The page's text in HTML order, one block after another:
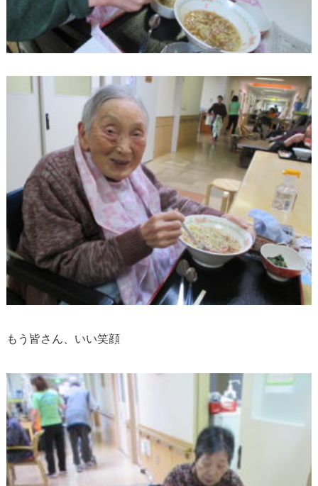
もう皆さん、いい笑顔